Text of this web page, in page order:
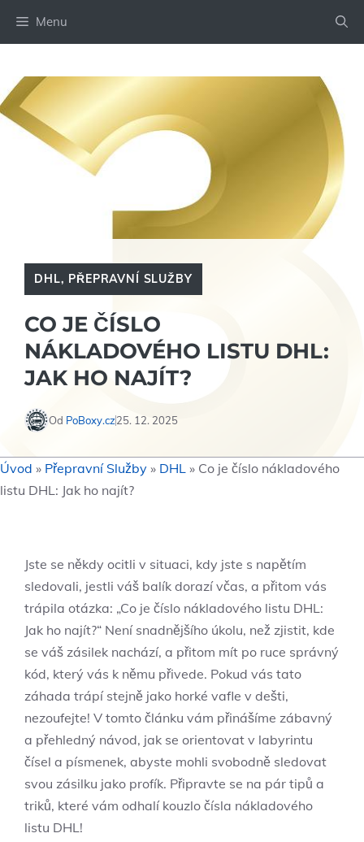
Menu
DHL, PŘEPRAVNÍ SLUŽBY
CO JE ČÍSLO
NÁKLADOVÉHO LISTU DHL:
JAK HO NAJÍT?
Od PoBoxy.cz25. 12. 2025
Úvod » Přepravní Služby » DHL » Co je číslo nákladového
listu DHL: Jak ho najít?
Jste se někdy ocitli v situaci, kdy jste s napětím
sledovali, jestli váš balík dorazí včas, a přitom vás
trápila otázka: „Co je číslo nákladového listu DHL:
Jak ho najít?“ Není snadnějšího úkolu, než zjistit, kde
se váš zásilek nachází, a přitom mít po ruce správný
kód, který vás k němu přivede. Pokud vás tato
záhada trápí stejně jako horké vafle v dešti,
nezoufejte! V tomto článku vám přinášíme zábavný
a přehledný návod, jak se orientovat v labyrintu
čísel a písmenek, abyste mohli svobodně sledovat
svou zásilku jako profík. Připravte se na pár tipů a
triků, které vám odhalí kouzlo čísla nákladového
listu DHL!